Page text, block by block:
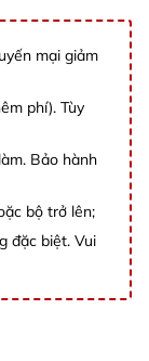
mại giảm
phí). Tùy
Bảo hành
bộ trở lên;
đặc biệt. Vui